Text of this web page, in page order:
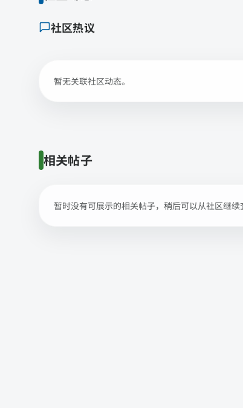
社区热议
暂无关联社区动态。
相关帖子
暂时没有可展示的相关帖子，稍后可以从社区继续